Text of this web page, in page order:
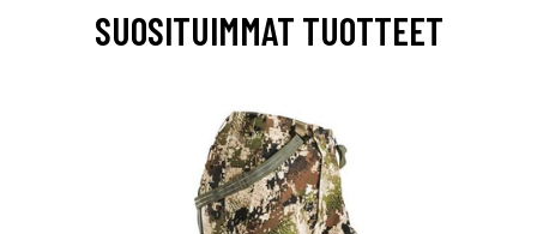
SUOSITUIMMAT TUOTTEET